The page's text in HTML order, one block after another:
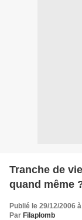
Tranche de
quand même
Publié le 29/12/2006
Par Filaplomb